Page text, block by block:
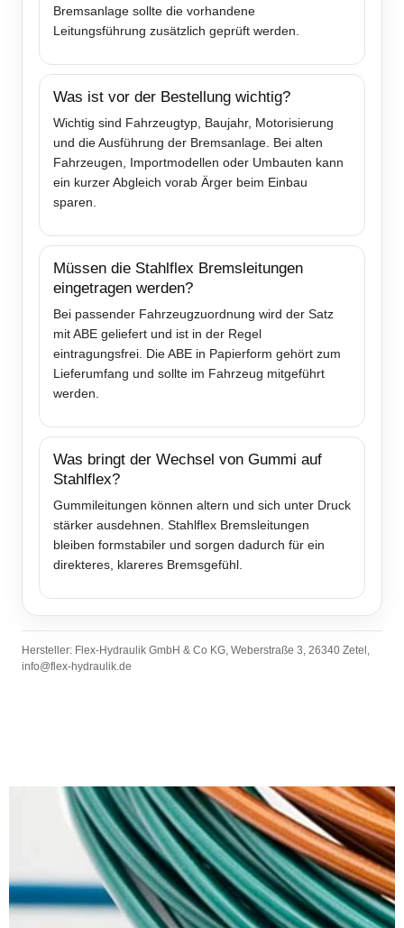
Bremsanlage sollte die vorhandene
Leitungsführung zusätzlich geprüft werden.
Was ist vor der Bestellung wichtig?
Wichtig sind Fahrzeugtyp, Baujahr, Motorisierung
und die Ausführung der Bremsanlage. Bei alten
Fahrzeugen, Importmodellen oder Umbauten kann
ein kurzer Abgleich vorab Ärger beim Einbau
sparen.
Müssen die Stahlflex Bremsleitungen
eingetragen werden?
Bei passender Fahrzeugzuordnung wird der Satz
mit ABE geliefert und ist in der Regel
eintragungsfrei. Die ABE in Papierform gehört zum
Lieferumfang und sollte im Fahrzeug mitgeführt
werden.
Was bringt der Wechsel von Gummi auf
Stahlflex?
Gummileitungen können altern und sich unter Druck
stärker ausdehnen. Stahlflex Bremsleitungen
bleiben formstabiler und sorgen dadurch für ein
direkteres, klareres Bremsgefühl.
Hersteller: Flex-Hydraulik GmbH & Co KG, Weberstraße 3, 26340 Zetel,
info@flex-hydraulik.de